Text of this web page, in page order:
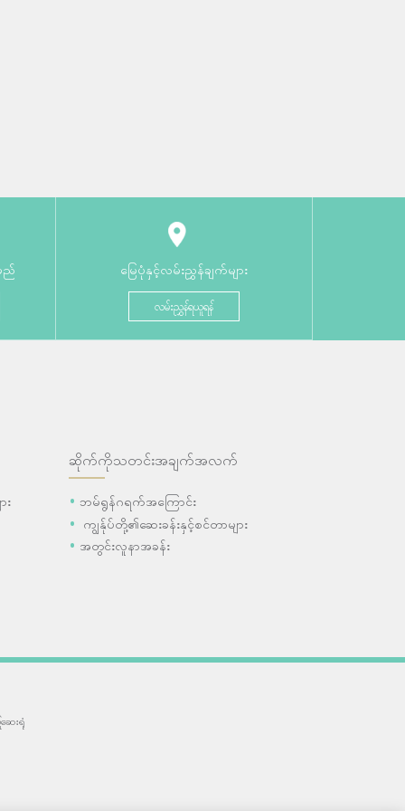
ည် မြေပုံနှင့်လမ်းညွှန်ချက်များ
လမ်းညွှန်ရယူရန်
း
ဆိုက်ကိုသတင်းအချက်အလက်
ဘမ်ရွန်ဂရက်အကြောင်း
ကျွန်ုပ်တို့၏ဆေးခန်းနှင့်စင်တာများ
အတွင်းလူနာအခန်း
ေးရုံ